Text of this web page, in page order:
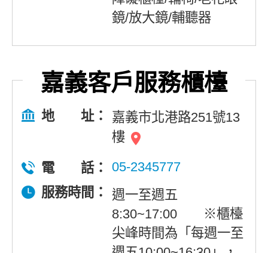
鏡/放大鏡/輔聽器
嘉義客戶服務櫃檯
地 址：
嘉義市北港路251號13
樓
電 話：
05-2345777
服務時間：
週一至週五
8:30~17:00 ※櫃檯
尖峰時間為「每週一至